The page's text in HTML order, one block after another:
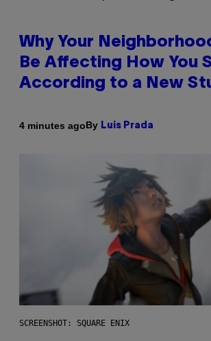
Why Your
Be Affecting How You
According to a New
4 minutes agoBy Luis Prada
SCREENSHOT: SQUARE ENIX